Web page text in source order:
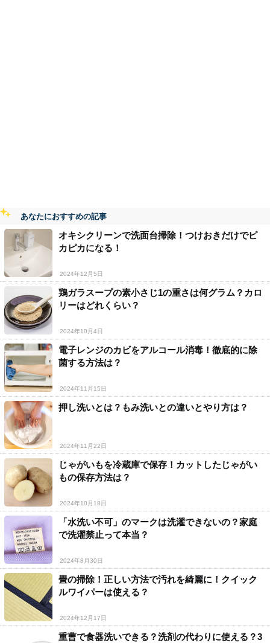
あなたにおすすめの記事
オキシクリーンで洗面台掃除！つけおきだけでピ
カピカになる！
2024年12月5日
鶏ガラスープの素小さじ1の重さは何グラム？カロ
リーはどれくらい？
2024年10月4日
電子レンジのカビをアルコール消毒！徹底的に除
菌する方法は？
2024年11月15日
押し洗いとは？もみ洗いとの違いとやり方は？
2024年11月22日
じゃがいもを冷蔵庫で保存！カットしたじゃがい
もの保存方法は？
2024年10月18日
「水洗い不可」のマークは洗濯できないの？家庭
で洗濯禁止って本当？
2024年8月30日
畳の掃除！正しい方法で汚れを綺麗に！クイック
ルワイパーは使える？
2024年12月17日
重曹で食器洗いできる？洗剤の代わりに使える？3